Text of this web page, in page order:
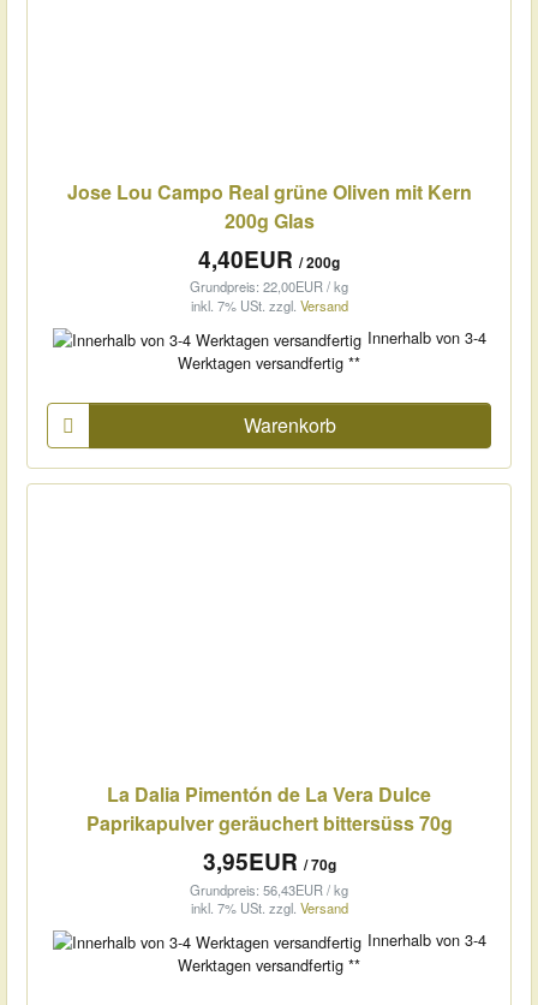
Jose Lou Campo Real grüne Oliven mit Kern
200g Glas
4,40EUR / 200g
Grundpreis: 22,00EUR / kg
inkl. 7% USt. zzgl. Versand
Innerhalb von 3-4
Werktagen versandfertig **
Warenkorb
La Dalia Pimentón de La Vera Dulce
Paprikapulver geräuchert bittersüss 70g
3,95EUR / 70g
Grundpreis: 56,43EUR / kg
inkl. 7% USt. zzgl. Versand
Innerhalb von 3-4
Werktagen versandfertig **